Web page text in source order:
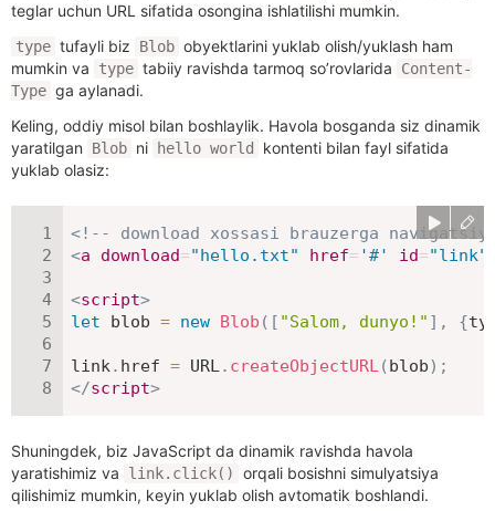
teglar uchun URL sifatida osongina ishlatilishi mumkin.
type tufayli biz Blob obyektlarini yuklab olish/yuklash ham
mumkin va
type tabiiy ravishda tarmoq so’rovlarida
Content-
Type ga aylanadi.
Keling, oddiy misol bilan boshlaylik. Havola bosganda siz dinamik
yaratilgan
Blob ni hello world
kontenti bilan fayl sifatida
yuklab olasiz:
<!-- download xossasi brauzerga
<a download="hello.txt" href= '#' id="link"
<script>
let blob = new Blob ( [ "Salom, dunyo!" ] , {
link. href = URL. createObjectURL(blob) ;
</script>
Shuningdek, biz JavaScript da dinamik ravishda havola
yaratishimiz va
link.click()
orqali bosishni simulyatsiya
qilishimiz mumkin, keyin yuklab olish avtomatik boshlandi.